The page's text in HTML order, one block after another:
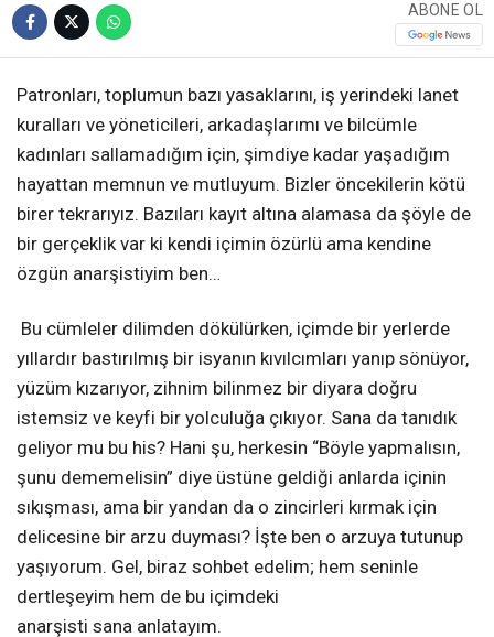
ABONE OL
Patronları, toplumun bazı yasaklarını, iş yerindeki lanet
kuralları ve yöneticileri, arkadaşlarımı ve bilcümle
kadınları sallamadığım için, şimdiye kadar yaşadığım
hayattan memnun ve mutluyum. Bizler öncekilerin kötü
birer tekrarıyız. Bazıları kayıt altına alamasa da şöyle de
bir gerçeklik var ki kendi içimin özürlü ama kendine
özgün anarşistiyim ben…
Bu cümleler dilimden dökülürken, içimde bir yerlerde
yıllardır bastırılmış bir isyanın kıvılcımları yanıp sönüyor,
yüzüm kızarıyor, zihnim bilinmez bir diyara doğru
istemsiz ve keyfi bir yolculuğa çıkıyor. Sana da tanıdık
geliyor mu bu his? Hani şu, herkesin “Böyle yapmalısın,
şunu dememelisin” diye üstüne geldiği anlarda içinin
sıkışması, ama bir yandan da o zincirleri kırmak için
delicesine bir arzu duyması? İşte ben o arzuya tutunup
yaşıyorum. Gel, biraz sohbet edelim; hem seninle
dertleşeyim hem de bu içimdeki
anarşisti sana anlatayım.